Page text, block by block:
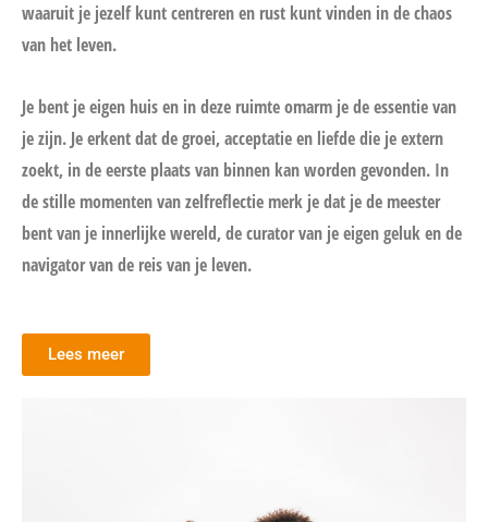
waaruit je jezelf kunt centreren en rust kunt vinden in de chaos
van het leven.
Je bent je eigen huis en in deze ruimte omarm je de essentie van
je zijn. Je erkent dat de groei, acceptatie en liefde die je extern
zoekt, in de eerste plaats van binnen kan worden gevonden. In
de stille momenten van zelfreflectie merk je dat je de meester
bent van je innerlijke wereld, de curator van je eigen geluk en de
navigator van de reis van je leven.
Lees meer